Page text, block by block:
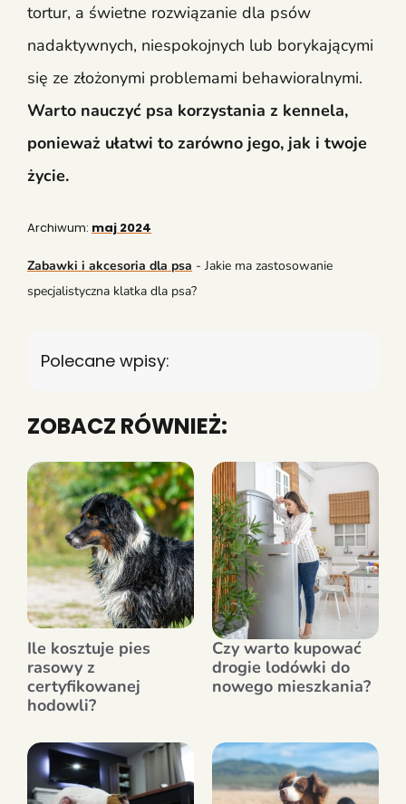
tortur, a świetne rozwiązanie dla psów
nadaktywnych, niespokojnych lub borykającymi
się ze złożonymi problemami behawioralnymi.
Warto nauczyć psa korzystania z kennela,
ponieważ ułatwi to zarówno jego, jak i twoje
życie.
Archiwum: maj 2024
Zabawki i akcesoria dla psa - Jakie ma zastosowanie
specjalistyczna klatka dla psa?
Polecane wpisy:
ZOBACZ RÓWNIEŻ:
Ile kosztuje pies
rasowy z
certyfikowanej
hodowli?
Czy warto kupować
drogie lodówki do
nowego mieszkania?